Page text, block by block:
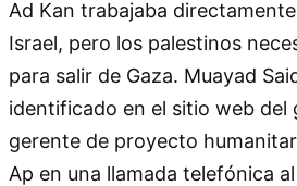
Ad Kan trabajaba
Israel, pero los palestinos
para salir de Gaza. Muayad
identificado en el sitio web del
gerente de proyecto
Ap en una llamada telefónica